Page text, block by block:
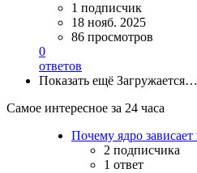
1 подписчик
18 нояб. 2025
86 просмотров
0
ответов
Показать ещё Загружается…
Самое интересное за 24 часа
Почему ядро зависает
2 подписчика
1 ответ